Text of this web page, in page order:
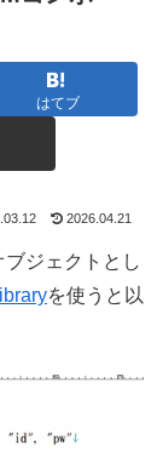
はてブ
2026.04.21
ジェクトとし
を使うと以